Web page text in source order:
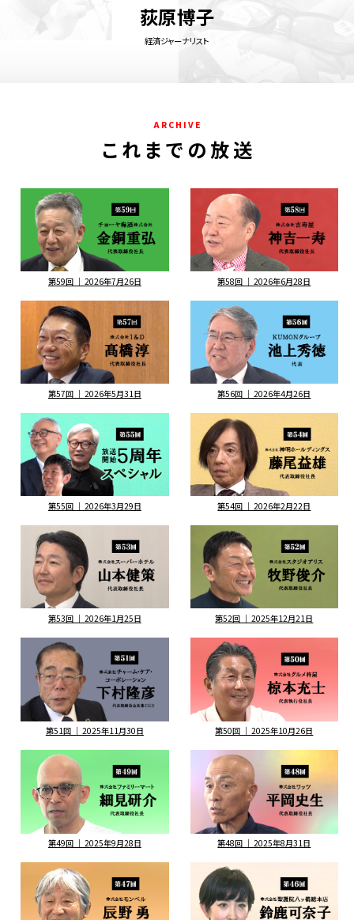
荻原博子
経済ジャーナリスト
A R C H I V E
こ れ ま で の 放 送
第59回 ｜ 2026年7月26日 第58回 ｜ 2026年6月28日
第57回 ｜ 2026年5月31日 第56回 ｜ 2026年4月26日
第55回 ｜ 2026年3月29日 第54回 ｜ 2026年2月22日
第53回 ｜ 2026年1月25日 第52回 ｜ 2025年12月21日
第51回 ｜ 2025年11月30日 第50回 ｜ 2025年10月26日
第49回 ｜ 2025年9月28日 第48回 ｜ 2025年8月31日